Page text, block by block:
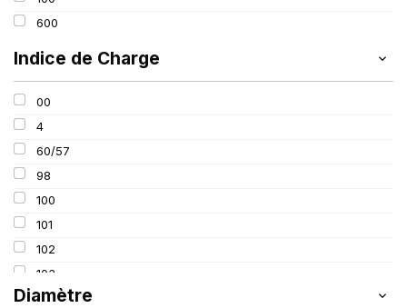
12.50
13.60
14.90
15X
16.5
16.90
18.40
23.10
500
600
Indice de Charge
00
4
60/57
98
100
101
102
103
106
Diamètre